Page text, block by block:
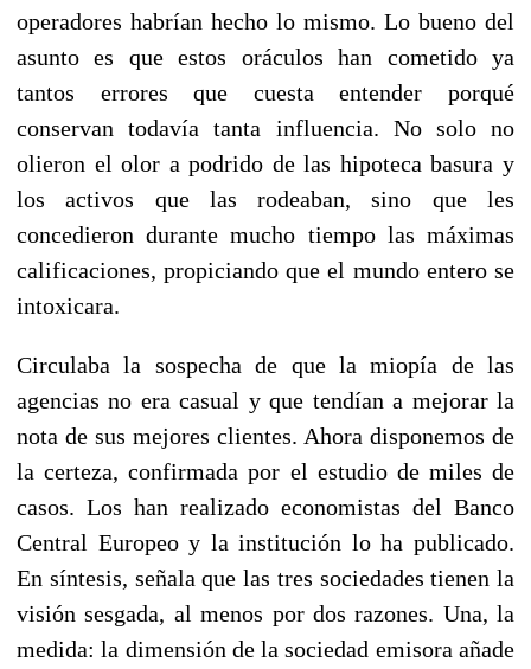
operadores habrían hecho lo mismo. Lo bueno del
asunto es que estos oráculos han cometido ya
tantos errores que cuesta entender porqué
conservan todavía tanta influencia. No solo no
olieron el olor a podrido de las hipoteca basura y
los activos que las rodeaban, sino que les
concedieron durante mucho tiempo las máximas
calificaciones, propiciando que el mundo entero se
intoxicara.
Circulaba la sospecha de que la miopía de las
agencias no era casual y que tendían a mejorar la
nota de sus mejores clientes. Ahora disponemos de
la certeza, confirmada por el estudio de miles de
casos. Los han realizado economistas del Banco
Central Europeo y la institución lo ha publicado.
En síntesis, señala que las tres sociedades tienen la
visión sesgada, al menos por dos razones. Una, la
medida: la dimensión de la sociedad emisora añade